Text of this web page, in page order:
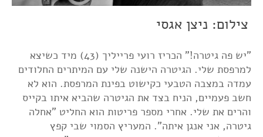
צילום: ניצן אגסי
"יש פה גיטרה!" הכריז רועי פרייליך (43) מיד כשיצא
למרפסת שלי. הגיטרה הישנה שלי עם המיתרים החלודים
עמדה במצבה הטבעי כקישוט בפינת המרפסת. הוא לא
חשב פעמיים, הניח בצד את הגיטרה שהביא איתו בקייס
והרים את שלי. אחרי מספר פריטות הוא החליט "אחלה
גיטרה, אני אנגן איתה". המעריץ הסמוי שבי קפץ